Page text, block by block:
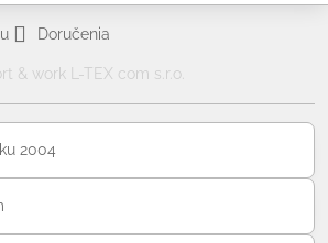
Doručenia
& work L-TEX com s.r.o.
2004